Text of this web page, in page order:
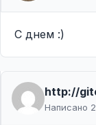
С днем :)
http://
Написано